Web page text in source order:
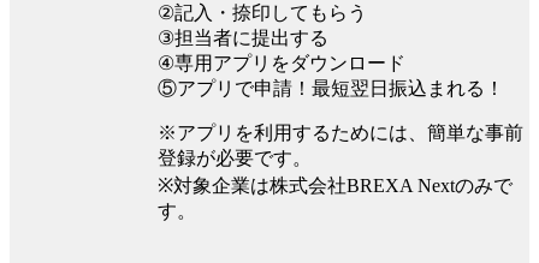
②記入・捺印してもらう
③担当者に提出する
④専用アプリをダウンロード
⑤アプリで申請！最短翌日振込まれる！
※アプリを利用するためには、簡単な事前
登録が必要です。
※対象企業は株式会社BREXA Nextのみで
す。